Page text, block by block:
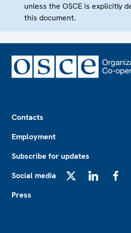
unless the OSCE is explicitly
this document.
Contacts
Employment
Subscribe for updates
Social media
Press